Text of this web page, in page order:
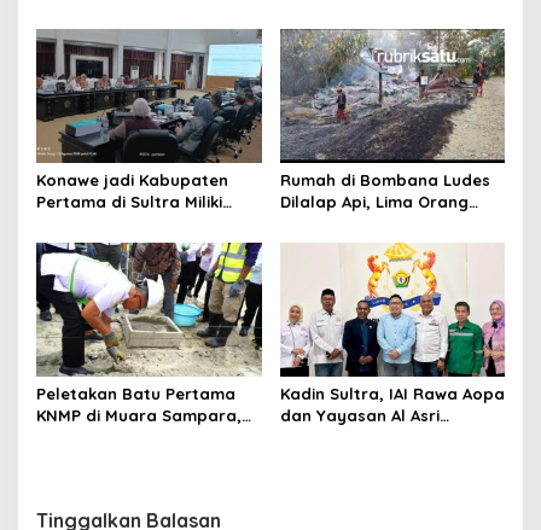
Kasus Tambang Ilegal
Tanawali dan PT
Tadisangka, Siap Kuasai
Lahan Puuwatu
Konawe jadi Kabupaten
Pertama di Sultra Miliki
Digital, DPRD Restui
Anggaran Rp200 Juta
Rumah di Bombana Ludes
Dilalap Api, Lima Orang
Dunia
Peletakan Batu Pertama
KNMP di Muara Sampara,
Kadin Sultra, IAI Rawa Aopa
dan Yayasan Al Asri
Tinggalkan Balasan